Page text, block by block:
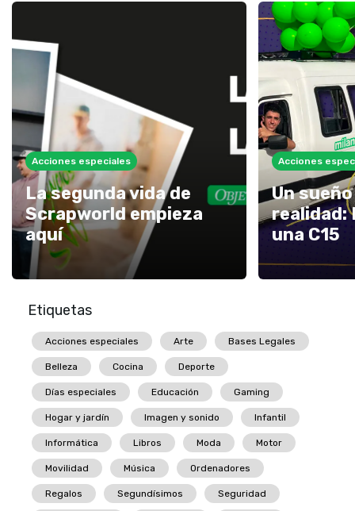
Acciones especiales
La segunda vida de
Scrapworld empieza
aquí
Acciones
Un
realidad:
una C15
Etiquetas
Acciones especiales Arte Bases Legales
Belleza Cocina Deporte
Días especiales Educación Gaming
Hogar y jardín Imagen y sonido Infantil
Informática Libros Moda Motor
Movilidad Música Ordenadores
Regalos Segundísimos Seguridad